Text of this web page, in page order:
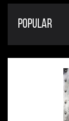
POPULAR